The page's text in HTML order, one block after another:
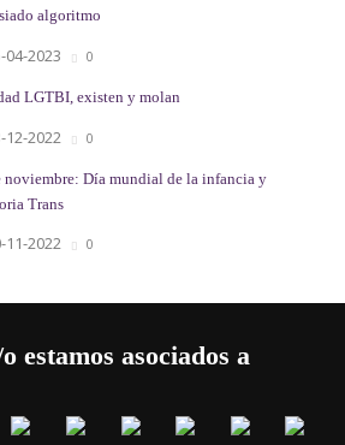
algoritmo
04-2023 0
LGTBI, existen y molan
12-2022 0
noviembre: Día mundial de la infancia y
Trans
11-2022 0
estamos asociados a